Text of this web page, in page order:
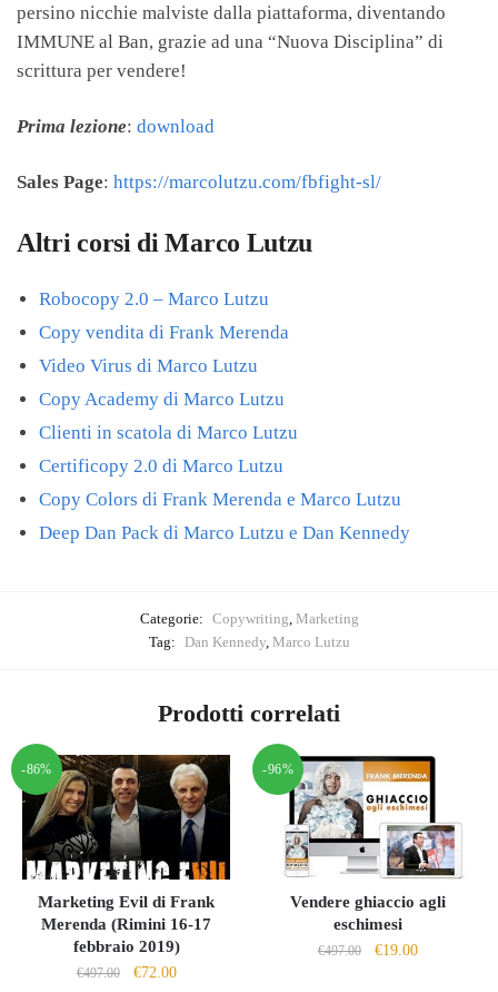
persino nicchie malviste dalla piattaforma, diventando
IMMUNE al Ban, grazie ad una “Nuova Disciplina” di
scrittura per vendere!
Prima lezione: download
Sales Page: https://marcolutzu.com/fbfight-sl/
Altri corsi di Marco Lutzu
Robocopy 2.0 – Marco Lutzu
Copy vendita di Frank Merenda
Video Virus di Marco Lutzu
Copy Academy di Marco Lutzu
Clienti in scatola di Marco Lutzu
Certificopy 2.0 di Marco Lutzu
Copy Colors di Frank Merenda e Marco Lutzu
Deep Dan Pack di Marco Lutzu e Dan Kennedy
Categorie: Copywriting, Marketing
Tag: Dan Kennedy, Marco Lutzu
Prodotti correlati
-86%
Marketing Evil di Frank
Merenda (Rimini 16-17
febbraio 2019)
€497.00
Il
€72.00Il
-96%
Vendere ghiaccio agli
eschimesi
€497.00
Il
€19.00Il